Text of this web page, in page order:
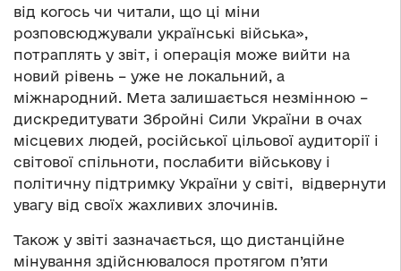
від когось чи читали, що ці міни
розповсюджували українські війська»,
потраплять у звіт, і операція може вийти на
новий рівень – уже не локальний, а
міжнародний. Мета залишається незмінною –
дискредитувати Збройні Сили України в очах
місцевих людей, російської цільової аудиторії і
світової спільноти, послабити військову і
політичну підтримку України у світі, відвернути
увагу від своїх жахливих злочинів.
Також у звіті зазначається, що дистанційне
мінування здійснювалося протягом п’яти